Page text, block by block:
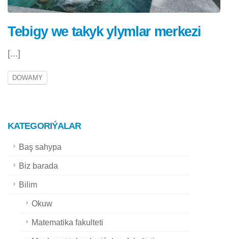
Tebigy we takyk ylymlar merkezi
[...]
DOWAMY
KATEGORIÝALAR
Baş sahypa
Biz barada
Bilim
Okuw
Matematika fakulteti